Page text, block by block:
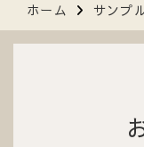
ホーム サンプ